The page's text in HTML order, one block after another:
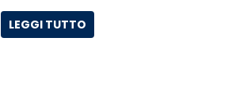
LEGGI TUTTO